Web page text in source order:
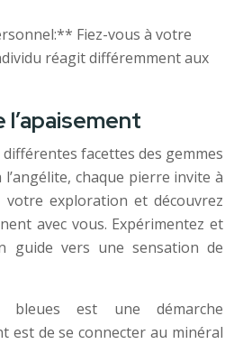
Fiez-vous à votre
réagit différemment aux
facettes des gemmes
chaque pierre invite à
votre exploration et découvrez
avec vous. Expérimentez et
guide vers une sensation de
bleues est une démarche
est de se connecter au minéral